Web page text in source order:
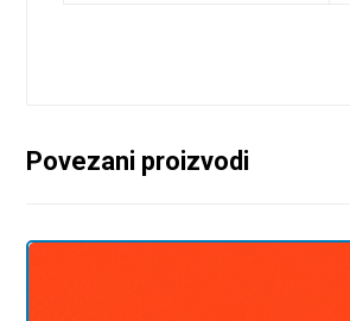
Povezani proizvodi